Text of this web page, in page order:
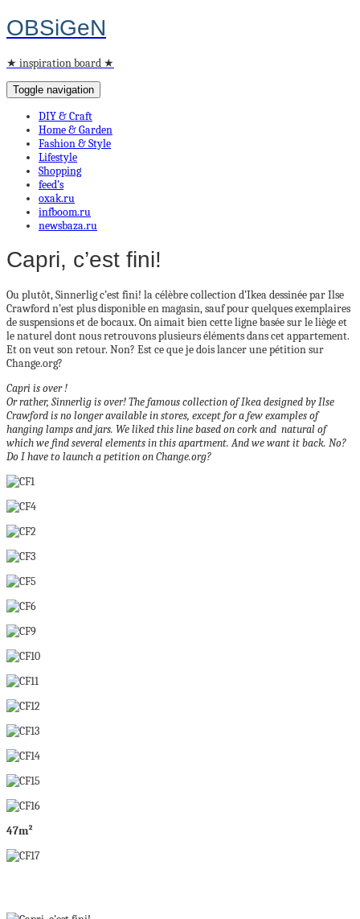
OBSiGeN
★ inspiration board ★
Toggle navigation
DIY & Craft
Home & Garden
Fashion & Style
Lifestyle
Shopping
feed’s
oxak.ru
infboom.ru
newsbaza.ru
Capri, c’est fini!
Ou plutôt, Sinnerlig c’est fini! la célèbre collection d’Ikea dessinée par Ilse
Crawford n’est plus disponible en magasin, sauf pour quelques exemplaires
de suspensions et de bocaux. On aimait bien cette ligne basée sur le liège et
le naturel dont nous retrouvons plusieurs éléments dans cet appartement.
Et on veut son retour. Non? Est ce que je dois lancer une pétition sur
Change.org?
Capri is over !
Or rather, Sinnerlig is over!The famous collection of Ikea designed by Ilse
Crawford is no longer available in stores, except for a few examples of
hanging lamps and jars. We liked this line based on cork and natural of
which we find several elements in this apartment.And we want it back. No?
Do I have to launch a petition on Change.org?
47m²